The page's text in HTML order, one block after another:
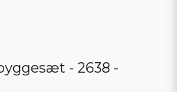
- 2638 -